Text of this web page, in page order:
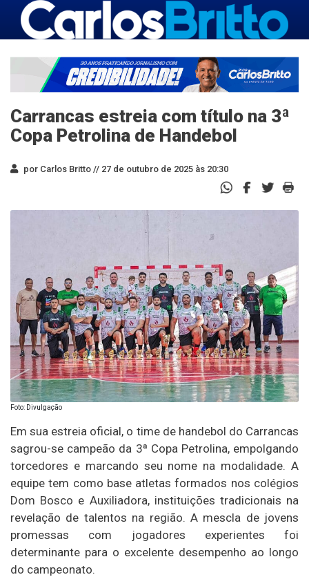
Carrancas estreia com título na 3ª
Copa Petrolina de Handebol
por Carlos Britto // 27 de outubro de 2025 às 20:30
Foto: Divulgação
Em sua estreia oficial, o time de handebol do Carrancas
sagrou-se campeão da 3ª Copa Petrolina, empolgando
torcedores e marcando seu nome na modalidade. A
equipe tem como base atletas formados nos colégios
Dom Bosco e Auxiliadora, instituições tradicionais na
revelação de talentos na região. A mescla de jovens
promessas com jogadores experientes foi
determinante para o excelente desempenho ao longo
do campeonato.